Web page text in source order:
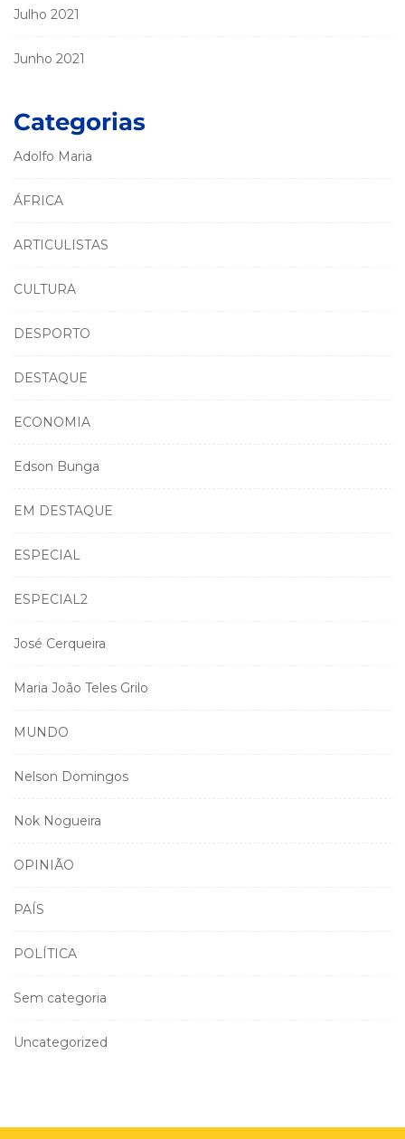
Julho 2021
Junho 2021
Categorias
Adolfo Maria
ÁFRICA
ARTICULISTAS
CULTURA
DESPORTO
DESTAQUE
ECONOMIA
Edson Bunga
EM DESTAQUE
ESPECIAL
ESPECIAL2
José Cerqueira
Maria João Teles Grilo
MUNDO
Nelson Domingos
Nok Nogueira
OPINIÃO
PAÍS
POLÍTICA
Sem categoria
Uncategorized